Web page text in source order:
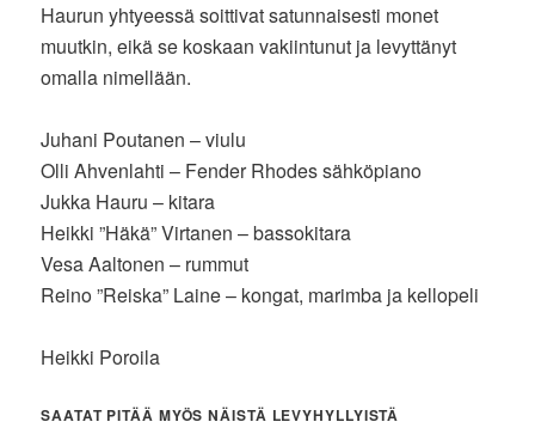
Haurun yhtyeessä soittivat satunnaisesti monet
muutkin, eikä se koskaan vakiintunut ja levyttänyt
omalla nimellään.
Juhani Poutanen – viulu
Olli Ahvenlahti – Fender Rhodes sähköpiano
Jukka Hauru – kitara
Heikki ”Häkä” Virtanen – bassokitara
Vesa Aaltonen – rummut
Reino ”Reiska” Laine – kongat, marimba ja kellopeli
Heikki Poroila
SAATAT PITÄÄ MYÖS NÄISTÄ LEVYHYLLYISTÄ